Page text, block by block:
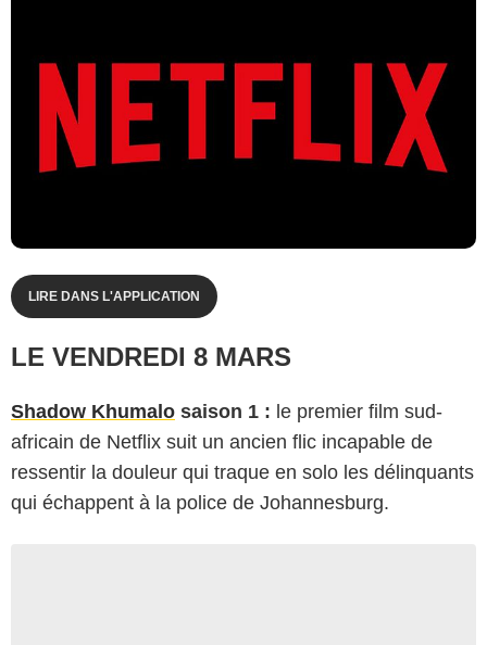
LIRE DANS L'APPLICATION
LE VENDREDI 8 MARS
Shadow Khumalo saison 1 : le premier film sud-
africain de Netflix suit un ancien flic incapable de
ressentir la douleur qui traque en solo les délinquants
qui échappent à la police de Johannesburg.